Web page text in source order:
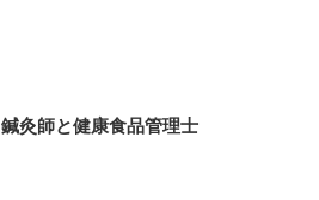
鍼灸師と健康食品管理士